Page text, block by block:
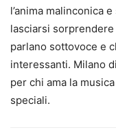
l’anima malinconica
lasciarsi
parlano sottovoce e
interessanti. Milano
per chi ama la
speciali.